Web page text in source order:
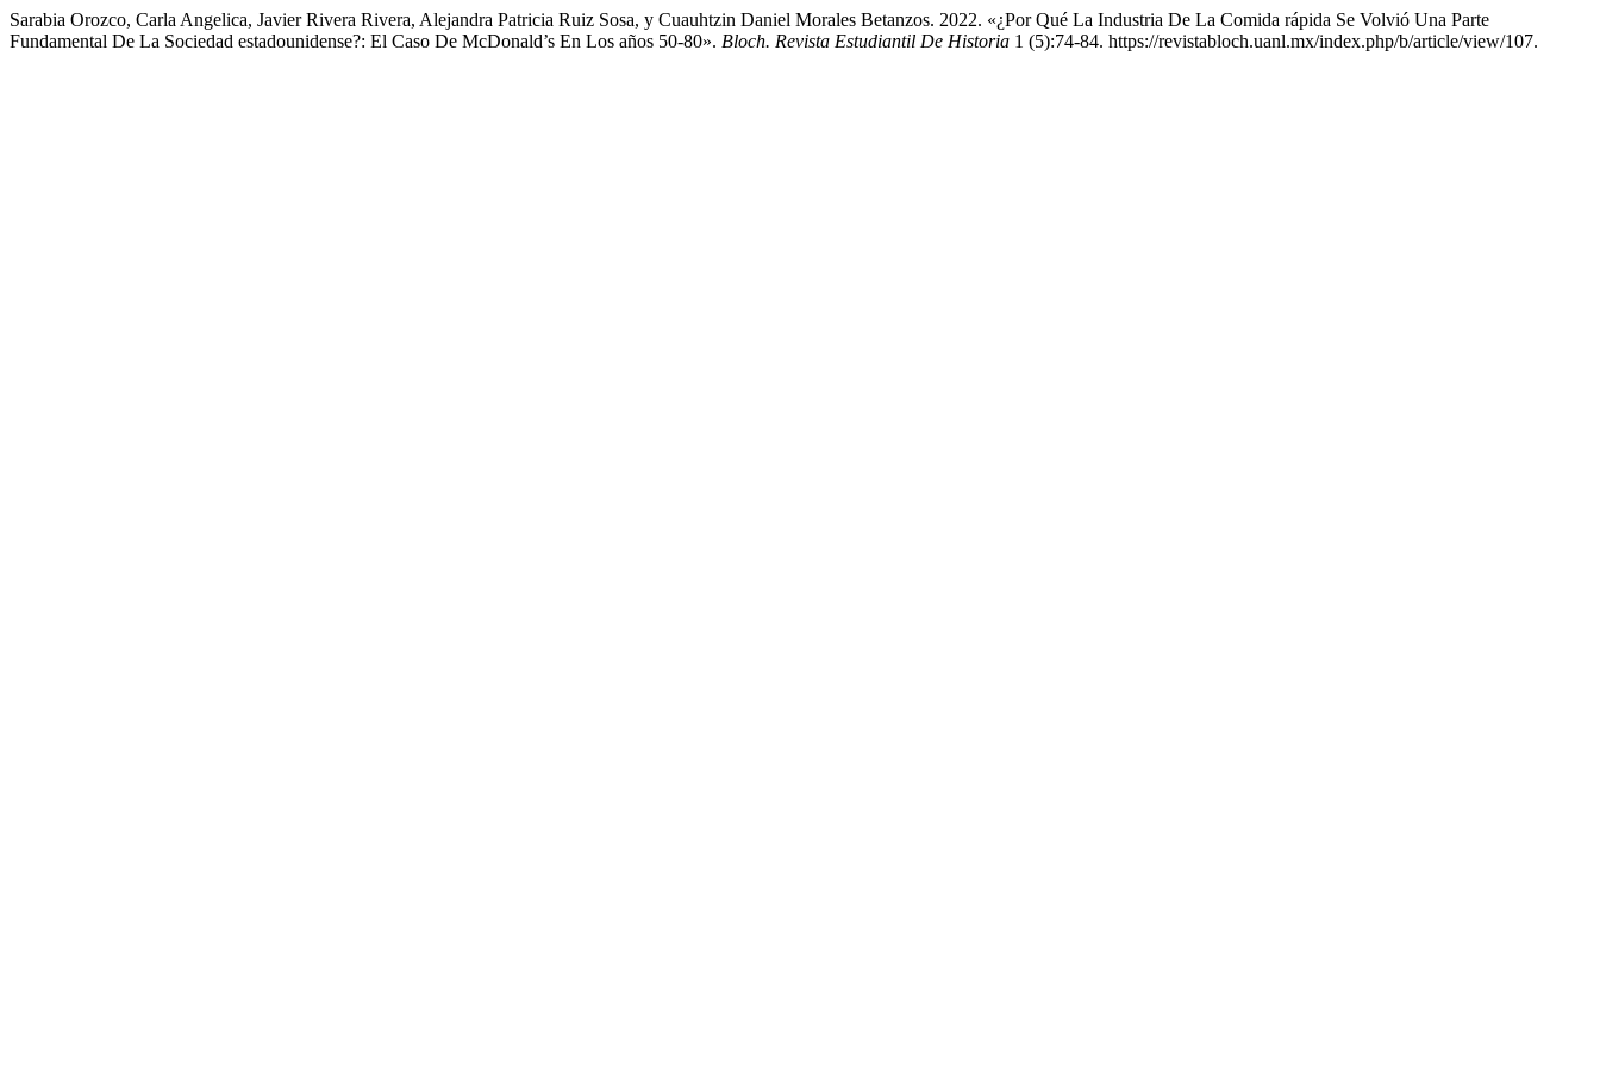
Sarabia Orozco, Carla Angelica, Javier Rivera Rivera, Alejandra Patricia Ruiz Sosa, y Cuauhtzin Daniel Morales Betanzos. 2022. «¿Por Qué La Industria De La Comida rápida Se Volvió Una Parte
Fundamental De La Sociedad estadounidense?: El Caso De McDonald’s En Los años 50-80». Bloch. Revista Estudiantil De Historia 1 (5):74-84. https://revistabloch.uanl.mx/index.php/b/article/view/107.